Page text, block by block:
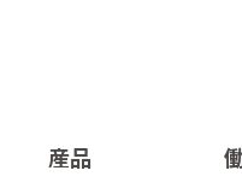
産品